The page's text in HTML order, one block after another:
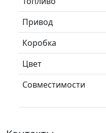
Привод
Коробка
Цвет
Совместимости